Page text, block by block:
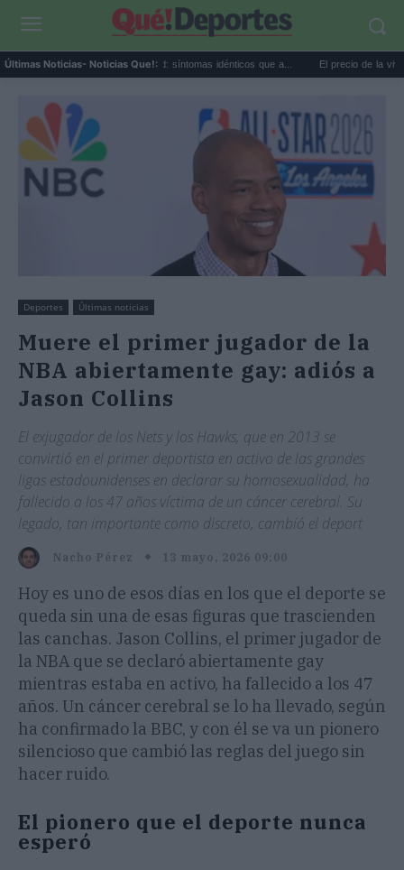
Últimas Noticias- Noticias Que!:
Calor extremo y ansiedad: síntomas idénticos que a... El precio de la vivienda
Deportes Últimas noticias
Muere el primer jugador de la
NBA abiertamente gay: adiós a
Jason Collins
El exjugador de los Nets y los Hawks, que en 2013 se
convirtió en el primer deportista en activo de las grandes
ligas estadounidenses en declarar su homosexualidad, ha
fallecido a los 47 años víctima de un cáncer cerebral. Su
legado, tan importante como discreto, cambió el deport
Nacho Pérez 13 mayo, 2026 09:00
Hoy es uno de esos días en los que el deporte se
queda sin una de esas figuras que trascienden
las canchas. Jason Collins, el primer jugador de
la NBA que se declaró abiertamente gay
mientras estaba en activo, ha fallecido a los 47
años. Un cáncer cerebral se lo ha llevado, según
ha confirmado la BBC, y con él se va un pionero
silencioso que cambió las reglas del juego sin
hacer ruido.
El pionero que el deporte nunca
esperó